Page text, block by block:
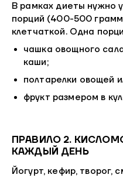
В рамках диеты нужно
порций (400-500
клетчаткой. Одна
чашка овощного
каши;
полтарелки овощей
фрукт размером в
ПРАВИЛО 2.
КАЖДЫЙ ДЕНЬ
Йогурт, кефир, творог,